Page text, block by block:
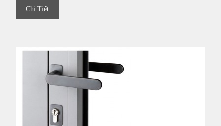
Chi Tiết